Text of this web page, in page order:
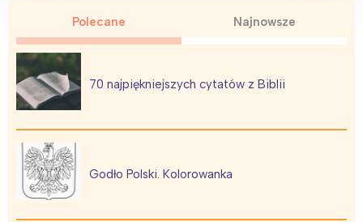
Polecane Najnowsze
70 najpiękniejszych cytatów z Biblii
Godło Polski. Kolorowanka